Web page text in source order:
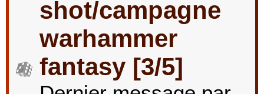
shot/campagne
warhammer
fantasy [3/5]